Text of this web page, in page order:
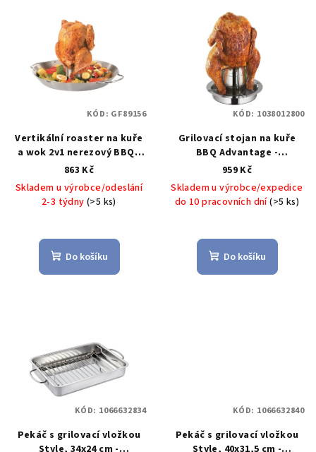
oVertikální roaster na kuře
a wok 2v1 nerezový BBQ -
Kuřecí gril a
zeleninový wok BBQ - GEFU
863 Kč
Skladem u výrobce/odeslání
2-3 týdny(>5 ks)
Do košíku
KÓD: GF89156
Grilovací stojan na kuře
BBQ Advantage -
KüchenprofiNerezový
stojan na grilované kuře -
Küchenprofi
959 Kč
Skladem u výrobce/expedice
do 10 pracovních dní(>5 ks)
Do košíku
KÓD: 1038012800
Pekáč s grilovací vložkou
Style, 34x24 cm -
KÓD: 1066632834
Pekáč s grilovací vložkou
Style, 40x31,5 cm -
KÓD: 1066632840